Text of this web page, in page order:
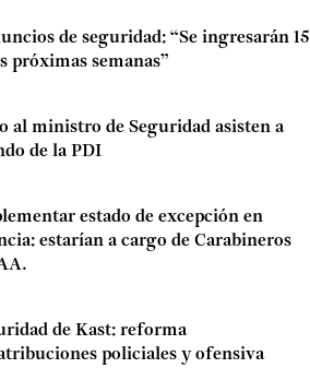
de seguridad: “Se ingresarán 15
próximas semanas”
al ministro de Seguridad asisten a
de la PDI
estado de excepción en
estarían a cargo de Carabineros
de Kast: reforma
policiales y ofensiva